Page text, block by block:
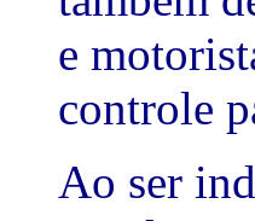
e
controle
Ao ser